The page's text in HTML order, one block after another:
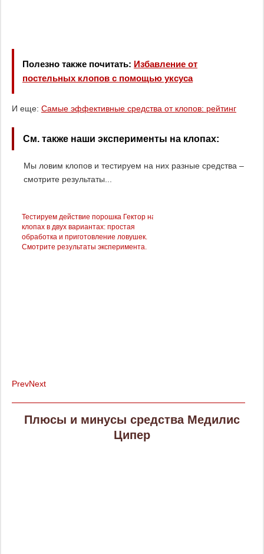
Полезно также почитать: Избавление от
постельных клопов с помощью уксуса
И еще: Самые эффективные средства от клопов: рейтинг
См. также наши эксперименты на клопах:
Мы ловим клопов и тестируем на них разные средства –
смотрите результаты...
Тестируем действие порошка Гектор на
клопах в двух вариантах: простая
обработка и приготовление ловушек.
Смотрите результаты эксперимента.
PrevNext
Плюсы и минусы средства Медилис
Ципер